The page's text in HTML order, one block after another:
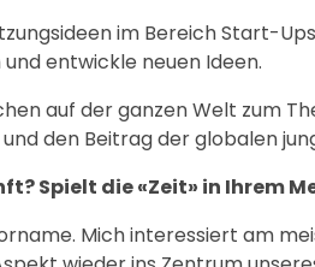
im Bereich Start-
entwickle neuen Ideen.
auf der ganzen Welt zum
den Beitrag der globalen
Spielt die «Zeit» in Ihrem
Mich interessiert am